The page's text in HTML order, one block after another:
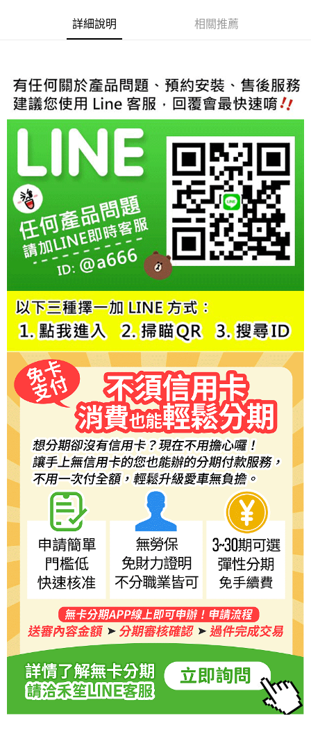
「AFTEE先享後付」，若未經同意申辦者引起之損失，本公司不負相關責
５．嚴禁一人註冊多個帳號或使用他人資訊註冊。若發現惡意使用之情形，
恩沛科技股份有限公司將有權停止該用戶之使用額度並採取法律行動。
詳細說明 相關推薦